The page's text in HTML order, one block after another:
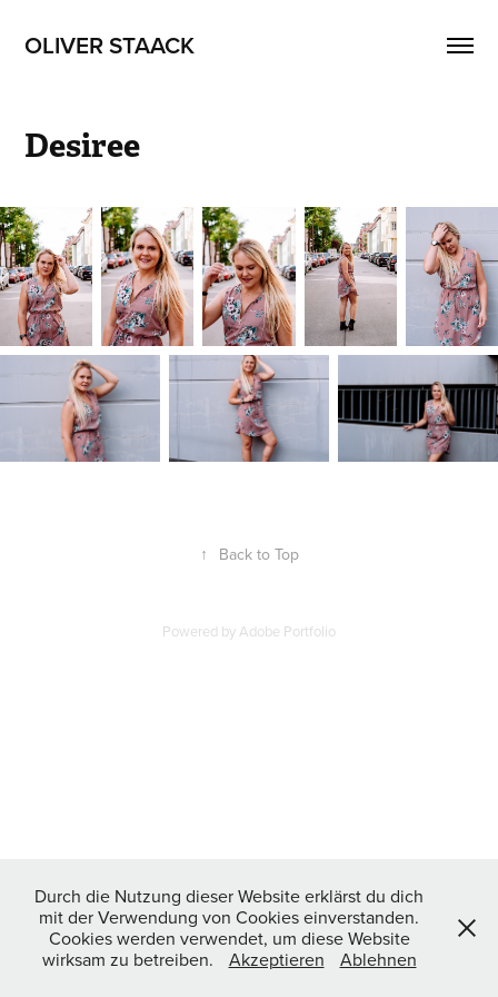
OLIVER STAACK
Desiree
↑ Back to Top
Powered byAdobe Portfolio
Durch die Nutzung dieser Website erklärst du dich
mit der Verwendung von Cookies einverstanden.
Cookies werden verwendet, um diese Website
wirksam zu betreiben.
Akzeptieren Ablehnen